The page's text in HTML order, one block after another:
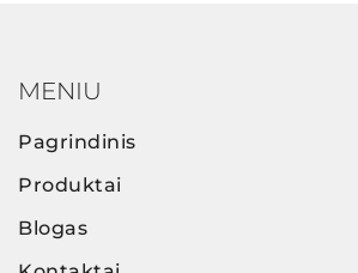
MENIU
Pagrindinis
Produktai
Blogas